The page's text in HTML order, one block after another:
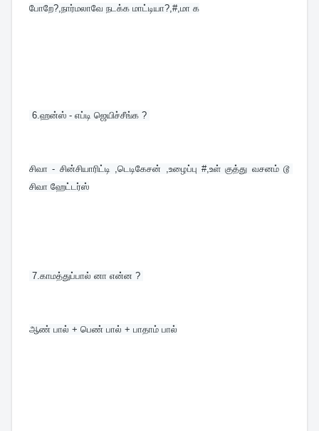
போறே?,நார்மலாவே நடக்க மாட்டியா?,#,மா க
6.ஹன்ஸ் - எப்டி ஜெயிச்சீங்க ?
சிவா - சின்சியாரிட்டி ,டெடிகேசன் ,உழைப்பு #,உள் குத்து வசனம் டூ
சிவா ஹேட்டர்ஸ்
7.காமத்துப்பால் னா என்ன ?
ஆண் பால் + பெண் பால் + பாதாம் பால்